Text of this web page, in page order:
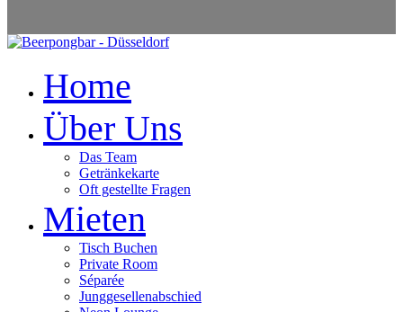
Home
Über Uns
Das Team
Getränkekarte
Oft gestellte Fragen
Mieten
Tisch Buchen
Private Room
Séparée
Junggesellenabschied